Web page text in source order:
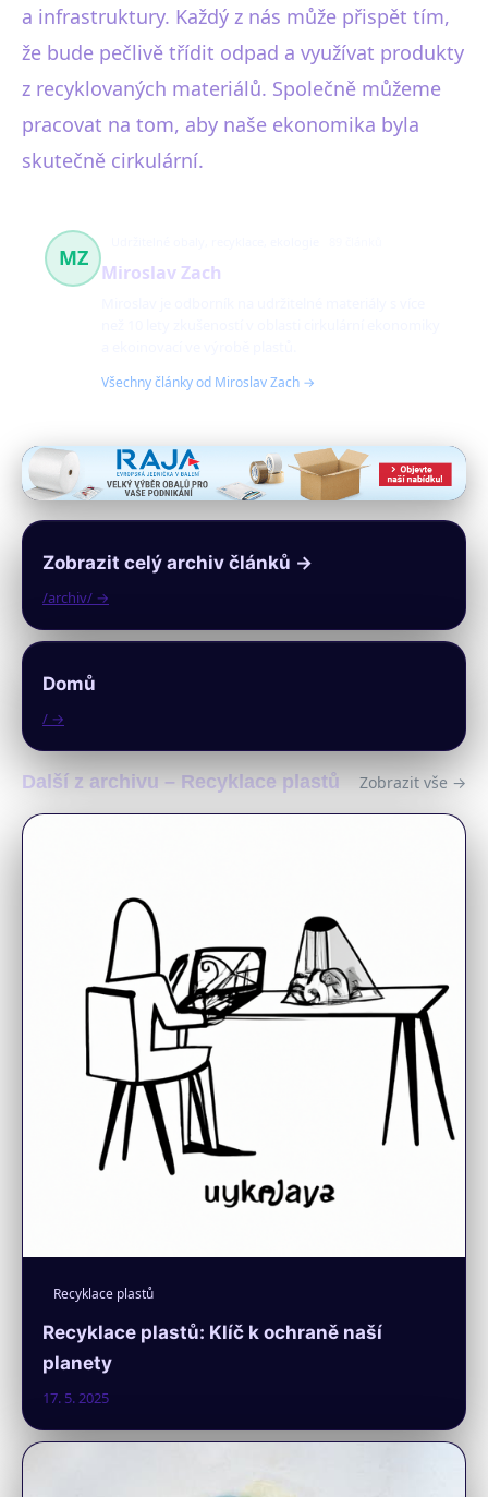
a infrastruktury. Každý z nás může přispět tím,
že bude pečlivě třídit odpad a využívat produkty
z recyklovaných materiálů. Společně můžeme
pracovat na tom, aby naše ekonomika byla
skutečně cirkulární.
MZ
Miroslav Zach
Všechny články od Miroslav Zach →
Zobrazit celý archiv článků →
/archiv/ →
Domů
/ →
Další z archivu – Recyklace plastů Zobrazit vše →
Recyklace plastů
Recyklace plastů: Klíč k ochraně naší
planety
17. 5. 2025